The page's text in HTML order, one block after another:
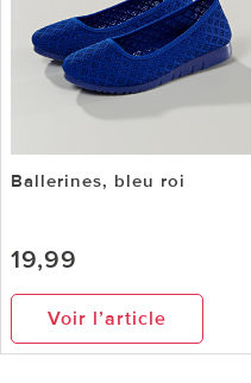
Ballerines, bleu roi
19,99
Voir l’article